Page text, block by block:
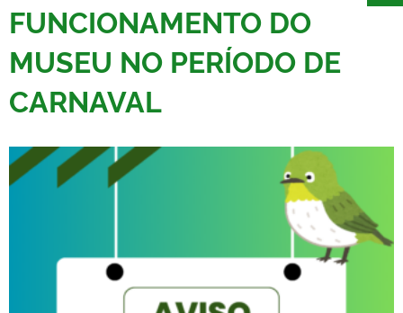
TELEFONES
FUNCIONAMENTO DO
MUSEU NO PERÍODO DE
CARNAVAL